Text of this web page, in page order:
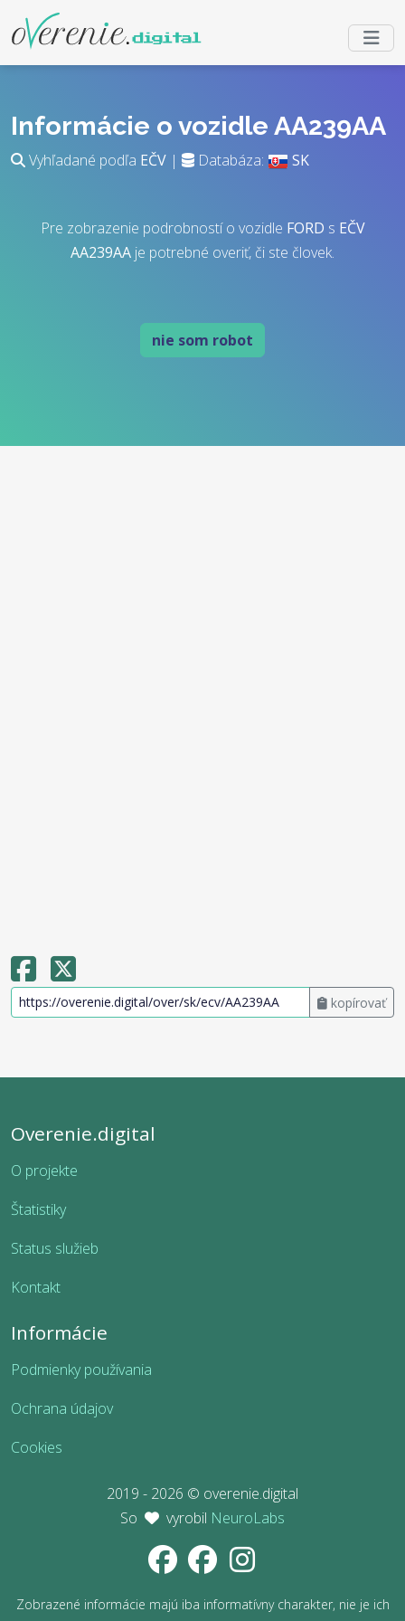
Informácie o vozidle AA239AA
Vyhľadané podľa EČV | Databáza: SK
Pre zobrazenie podrobností o vozidle FORD s EČV
AA239AA je potrebné overiť, či ste človek.
nie som robot
kopírovať
Overenie.digital
O projekte
Štatistiky
Status služieb
Kontakt
Informácie
Podmienky používania
Ochrana údajov
Cookies
2019 - 2026 © overenie.digital
So
vyrobil NeuroLabs
Zobrazené informácie majú iba informatívny charakter, nie je ich